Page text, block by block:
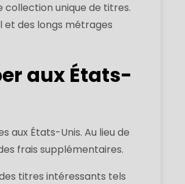
unique de titres.
et des longs métrages
aux États-
aux États-Unis. Au lieu de
frais supplémentaires.
titres intéressants tels